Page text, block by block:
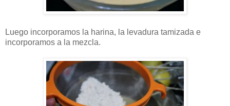
Luego incorporamos la harina, la levadura tamizada e
incorporamos a la mezcla.